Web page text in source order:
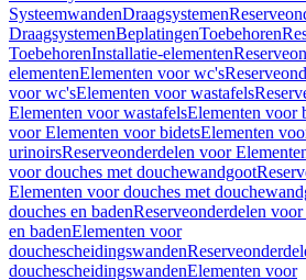
SysteemwandenDraagsystemen
DraagsystemenBeplatingenToebehoren
ToebehorenInstallatie-elementen
elementenElementen voor wc's
voor wc'sElementen voor wastafels
Elementen voor wastafelsElementen voor
voor Elementen voor bidetsElementen
urinoirsReserveonderdelen voor
voor douches met douchewandgoot
Elementen voor douches met
douches en badenReserveonderdelen
en badenElementen voor
douchescheidingswanden
douchescheidingswandenElementen voor